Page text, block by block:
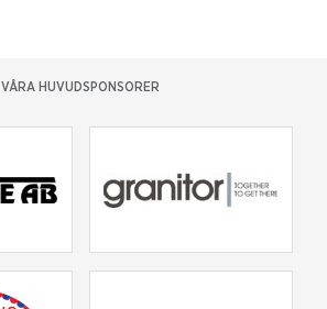
VÅRA HUVUDSPONSORER